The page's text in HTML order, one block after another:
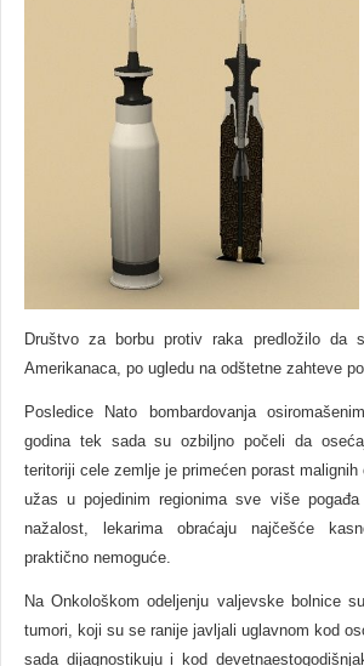
Društvo za borbu protiv raka predložilo da
Amerikanaca, po ugledu na odštetne zahteve
Posledice Nato bombardovanja
godina tek sada su ozbilјno počeli da
teritoriji cele zemlјe je primećen porast malignih
užas u pojedinim regionima sve više pogađa
nažalost, lekarima obraćaju najčešće
praktično nemoguće.
Na Onkološkom odelјenju valјevske bolnice
tumori, koji su se ranije javlјali uglavnom kod
sada dijagnostikuju i kod